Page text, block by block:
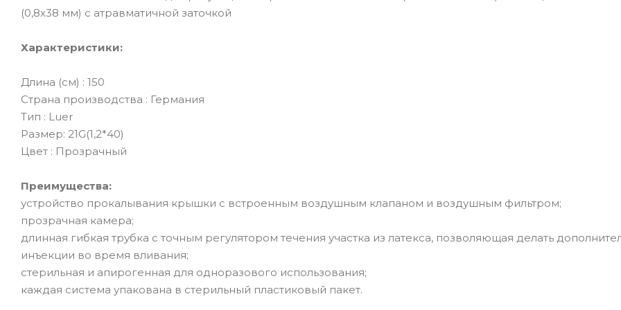
(0,8х38 мм) с атравматичной заточкой
Характеристики:
Длина (см) : 150
Страна производства : Германия
Тип : Luer
Размер: 21G(1,2*40)
Цвет : Прозрачный
Преимущества:
устройство прокалывания крышки с встроенным воздушным клапаном и воздушным фильтром;
прозрачная камера;
длинная гибкая трубка с точным регулятором течения участка из латекса, позволяющая делать
инъекции во время вливания;
стерильная и апирогенная для одноразового использования;
каждая система упакована в стерильный пластиковый пакет.